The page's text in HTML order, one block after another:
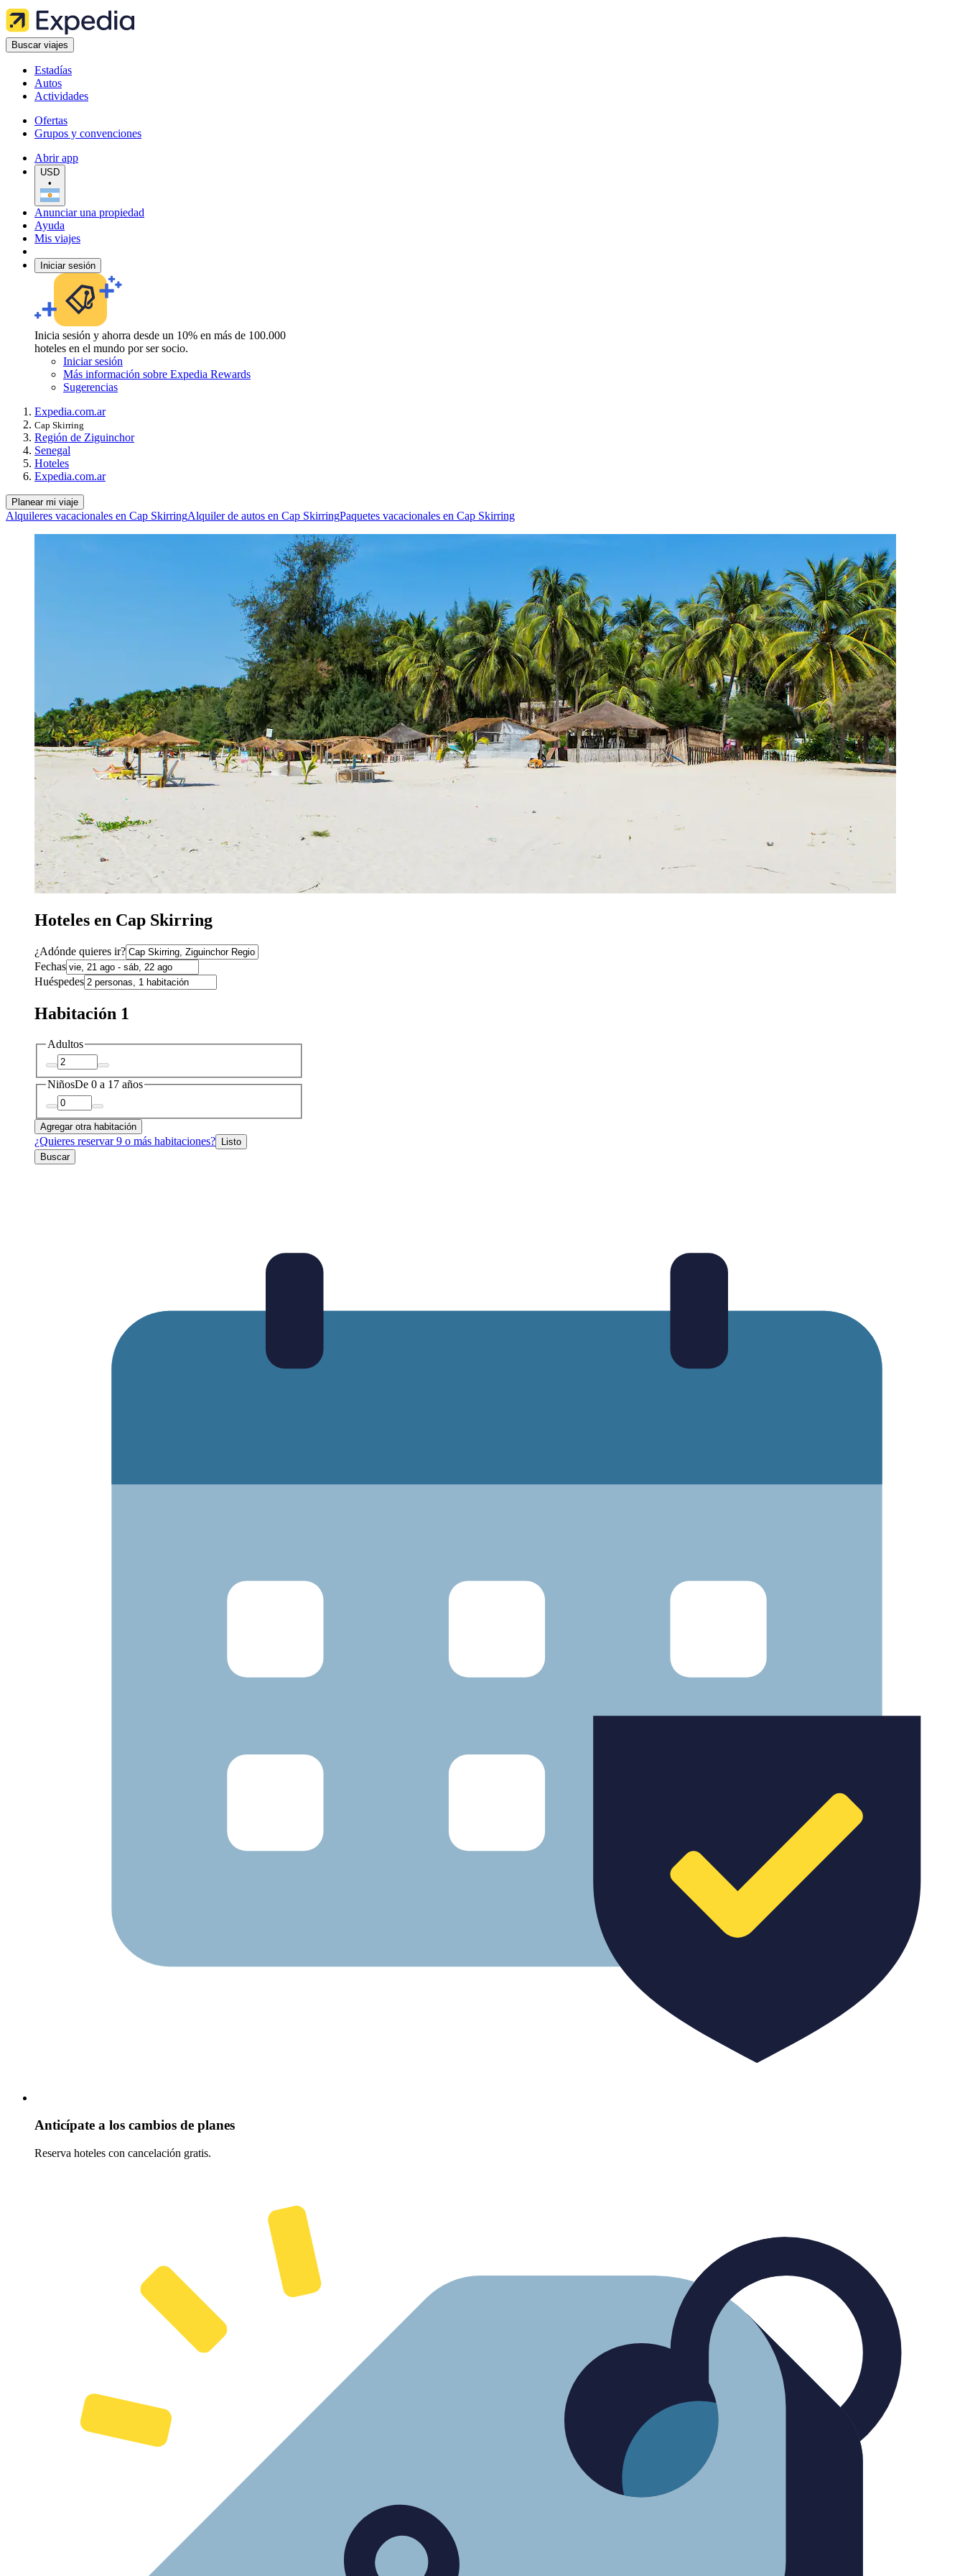
Buscar viajes
Estadías
Autos
Actividades
Ofertas
Grupos y convenciones
Abrir app
USD
•
Anunciar una propiedad
Ayuda
Mis viajes
Iniciar sesión
Inicia sesión y ahorra desde un 10% en más de 100.000
hoteles en el mundo por ser socio.
Iniciar sesión
Más información sobre Expedia Rewards
Sugerencias
Expedia.com.ar
Cap Skirring
Región de Ziguinchor
Senegal
Hoteles
Expedia.com.ar
Planear mi viaje
Alquileres vacacionales en Cap SkirringAlquiler de autos en Cap SkirringPaquetes vacacionales en Cap Skirring
Hoteles en Cap Skirring
¿Adónde quieres ir?
Fechas
Huéspedes
Habitación 1
Adultos
NiñosDe 0 a 17 años
Agregar otra habitación
¿Quieres reservar 9 o más habitaciones? Listo
Buscar
Anticípate a los cambios de planes
Reserva hoteles con cancelación gratis.